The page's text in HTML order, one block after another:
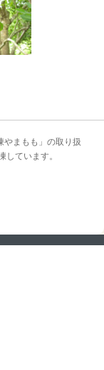
やまもも」の取り扱
ています。